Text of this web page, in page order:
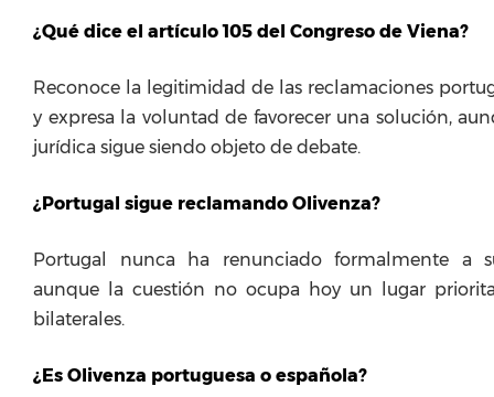
¿Qué dice el artículo 105 del Congreso de Viena?
Reconoce la legitimidad de las reclamaciones
y expresa la voluntad de favorecer una solución,
jurídica sigue siendo objeto de debate.
¿Portugal sigue reclamando Olivenza?
Portugal nunca ha renunciado formalmente a
aunque la cuestión no ocupa hoy un lugar
bilaterales.
¿Es Olivenza portuguesa o española?